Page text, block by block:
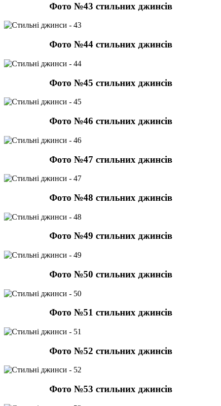
Фото №43 стильних джинсів
Фото №44 стильних джинсів
Фото №45 стильних джинсів
Фото №46 стильних джинсів
Фото №47 стильних джинсів
Фото №48 стильних джинсів
Фото №49 стильних джинсів
Фото №50 стильних джинсів
Фото №51 стильних джинсів
Фото №52 стильних джинсів
Фото №53 стильних джинсів